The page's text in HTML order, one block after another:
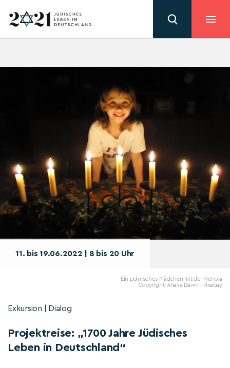
11. bis 19.06.2022 | 8 bis 20 Uhr
Ein polnisches Mädchen mit der Menora
Copyright: Ahava Dawn - Pixabay
Exkursion | Dialog
Projektreise: „1700 Jahre Jüdisches
Leben in Deutschland“